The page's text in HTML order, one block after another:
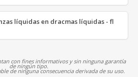
líquidas en dracmas líquidas - fl
con fines informativos y sin ninguna garantía
de ningún tipo.
de ninguna consecuencia derivada de su uso.